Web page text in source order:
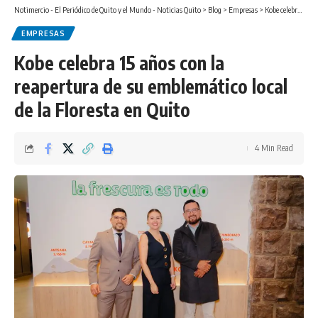
Notimercio - El Periódico de Quito y el Mundo - Noticias Quito > Blog > Empresas > Kobe celebra 15 años con la reapertura de su emblemático local de la Floresta en Quito
EMPRESAS
Kobe celebra 15 años con la
reapertura de su emblemático local
de la Floresta en Quito
4 Min Read